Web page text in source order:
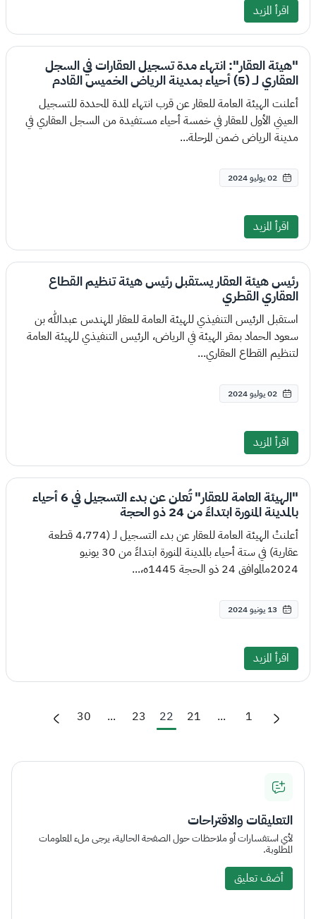
اقرأ المزيد
"هيئة العقار": انتهاء مدة تسجيل العقارات في السجل
العقاري لــ (5) أحياء بمدينة الرياض الخميس القادم
أعلنت الهيئة العامة للعقار عن قرب انتهاء المدة المحددة للتسجيل
العيني الأول للعقار في خمسة أحياء مستفيدة من السجل العقاري في
مدينة الرياض ضمن المرحلة...
02 يوليو 2024
اقرأ المزيد
رئيس هيئة العقار يستقبل رئيس هيئة تنظيم القطاع
العقاري القطري
استقبل الرئيس التنفيذي للهيئة العامة للعقار المهندس عبدالله بن
سعود الحماد بمقر الهيئة في الرياض، الرئيس التنفيذي للهيئة العامة
لتنظيم القطاع العقاري...
02 يوليو 2024
اقرأ المزيد
"الهيئة العامة للعقار" تُعلن عن بدء التسجيل في 6 أحياء
بالمدينة المنورة ابتداءً من 24 ذو الحجة
أعلنتْ الهيئة العامة للعقار عن بدء التسجيل لـ (4،774 قطعة
عقارية) في ستة أحياء بالمدينة المنورة ابتداءً من 30 يونيو
2024مالموافق 24 ذو الحجة 1445ه،...
13 يونيو 2024
اقرأ المزيد
1
...
21
22
23
...
30
التعليقات والاقتراحات
لأي استفسارات أو ملاحظات حول الصفحة الحالية، يرجى ملء المعلومات
المطلوبة.
أضف تعليق